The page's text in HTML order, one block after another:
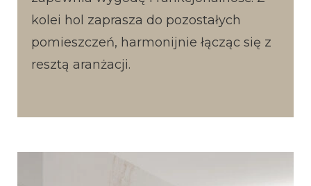
kolei hol zaprasza do pozostałych
pomieszczeń, harmonijnie łącząc się z
resztą aranżacji.